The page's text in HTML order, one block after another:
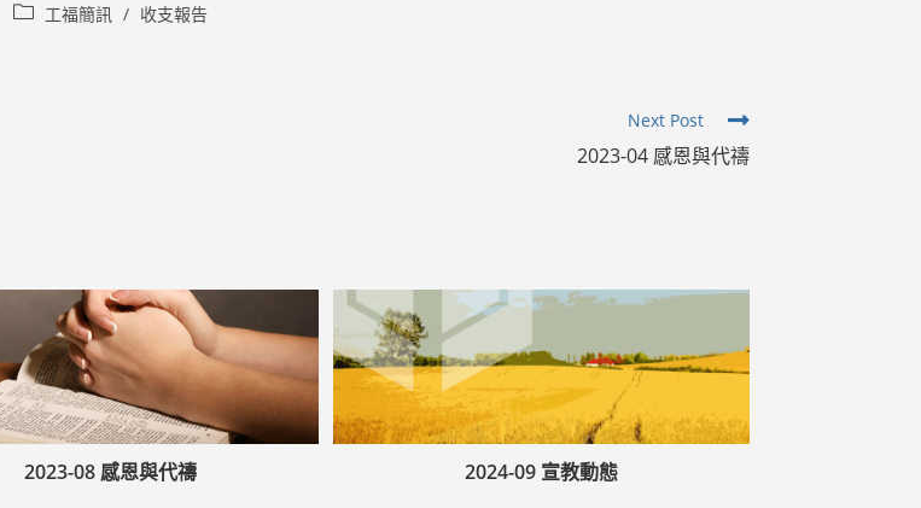
Post 工福簡訊 / 收支報告
Next Post
2023-04 感恩與代禱
2023-08 感恩與代禱 2024-09 宣教動態